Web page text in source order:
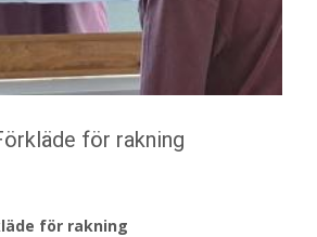
för rakning
för rakning